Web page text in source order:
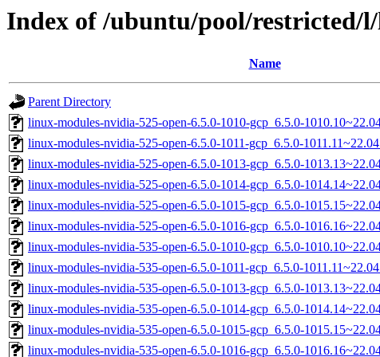
Index of /ubuntu/pool/restricted/
Name
Parent Directory
linux-modules-nvidia-525-open-6.5.0-1010-gcp_6.5.0-
linux-modules-nvidia-525-open-6.5.0-1011-gcp_6.5.0-
linux-modules-nvidia-525-open-6.5.0-1013-gcp_6.5.0-
linux-modules-nvidia-525-open-6.5.0-1014-gcp_6.5.0-
linux-modules-nvidia-525-open-6.5.0-1015-gcp_6.5.0-
linux-modules-nvidia-525-open-6.5.0-1016-gcp_6.5.0-
linux-modules-nvidia-535-open-6.5.0-1010-gcp_6.5.0-
linux-modules-nvidia-535-open-6.5.0-1011-gcp_6.5.0-
linux-modules-nvidia-535-open-6.5.0-1013-gcp_6.5.0-
linux-modules-nvidia-535-open-6.5.0-1014-gcp_6.5.0-
linux-modules-nvidia-535-open-6.5.0-1015-gcp_6.5.0-
linux-modules-nvidia-535-open-6.5.0-1016-gcp_6.5.0-